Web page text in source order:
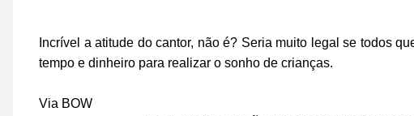
Incrível a atitude do cantor, não é? Seria muito legal se todos
tempo e dinheiro para realizar o sonho de crianças.
Via BOW